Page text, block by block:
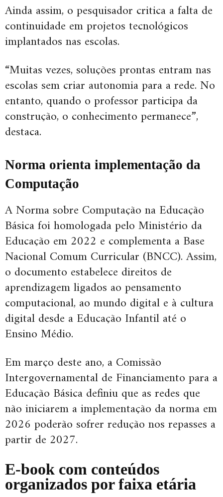
Ainda assim, o pesquisador critica a falta de
continuidade em projetos tecnológicos
implantados nas escolas.
“Muitas vezes, soluções prontas entram nas
escolas sem criar autonomia para a rede. No
entanto, quando o professor participa da
construção, o conhecimento permanece”,
destaca.
Norma orienta implementação da
Computação
A Norma sobre Computação na Educação
Básica foi homologada pelo Ministério da
Educação em 2022 e complementa a Base
Nacional Comum Curricular (BNCC). Assim,
o documento estabelece direitos de
aprendizagem ligados ao pensamento
computacional, ao mundo digital e à cultura
digital desde a Educação Infantil até o
Ensino Médio.
Em março deste ano, a Comissão
Intergovernamental de Financiamento para a
Educação Básica definiu que as redes que
não iniciarem a implementação da norma em
2026 poderão sofrer redução nos repasses a
partir de 2027.
E-book com conteúdos
organizados por faixa etária